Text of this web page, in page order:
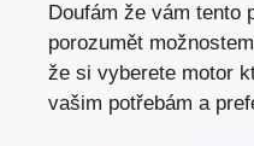
Doufám že vám tento
porozumět
že si vyberete motor
vašim potřebám a